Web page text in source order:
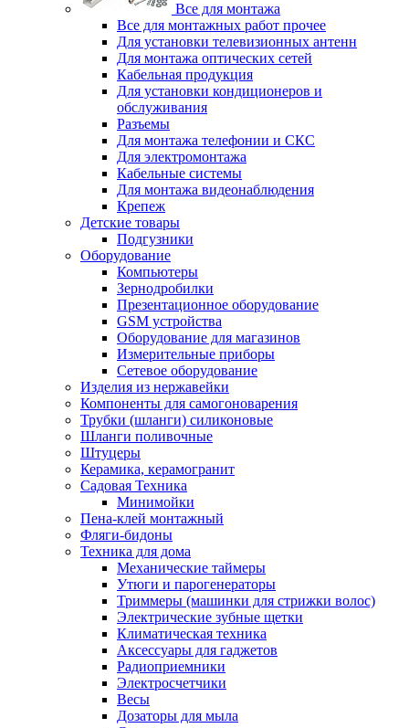
Все для монтажа
Все для монтажных работ прочее
Для установки телевизионных антенн
Для монтажа оптических сетей
Кабельная продукция
Для установки кондиционеров и
обслуживания
Разъемы
Для монтажа телефонии и СКС
Для электромонтажа
Кабельные системы
Для монтажа видеонаблюдения
Крепеж
Детские товары
Подгузники
Оборудование
Компьютеры
Зернодробилки
Презентационное оборудование
GSM устройства
Оборудование для магазинов
Измерительные приборы
Сетевое оборудование
Изделия из нержавейки
Компоненты для самогоноварения
Трубки (шланги) силиконовые
Шланги поливочные
Штуцеры
Керамика, керамогранит
Садовая Техника
Минимойки
Пена-клей монтажный
Фляги-бидоны
Техника для дома
Механические таймеры
Утюги и парогенераторы
Триммеры (машинки для стрижки волос)
Электрические зубные щетки
Климатическая техника
Аксессуары для гаджетов
Радиоприемники
Электросчетчики
Весы
Дозаторы для мыла